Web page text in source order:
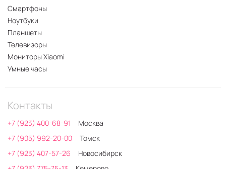
Смартфоны
Ноутбуки
Планшеты
Телевизоры
Мониторы Xiaomi
Умные часы
Контакты
+7 (923) 400-68-91
Москва
+7 (905) 992-20-00
Томск
+7 (923) 407-57-26
Новосибирск